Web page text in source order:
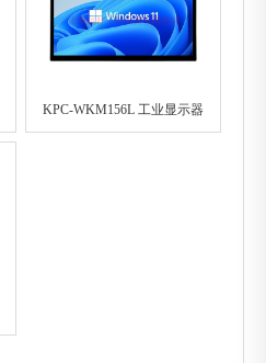
KPC-WKM156L 工业显示器